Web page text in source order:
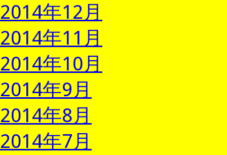
2014年12月
2014年11月
2014年10月
2014年9月
2014年8月
2014年7月